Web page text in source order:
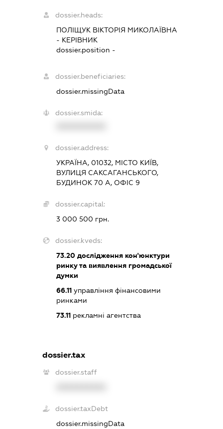
dossier.heads:
ПОЛІЩУК ВІКТОРІЯ МИКОЛАЇВНА
- КЕРІВНИК
dossier.position -
dossier.beneficiaries:
dossier.missingData
dossier.smida:
dossier.address:
УКРАЇНА, 01032, МІСТО КИЇВ,
ВУЛИЦЯ САКСАГАНСЬКОГО,
БУДИНОК 70 А, ОФІС 9
dossier.capital:
3 000 500 грн.
dossier.kveds:
73.20 дослідження кон'юнктури
ринку та виявлення громадської
думки
66.11 управління фінансовими
ринками
73.11 рекламні агентства
dossier.tax
dossier.staff
dossier.taxDebt
dossier.missingData